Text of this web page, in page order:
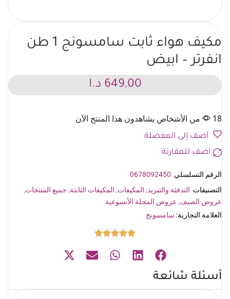
مكيف هواء ثابت سامسونج 1 طن
انفرتر – ابيض
649,00 د.ا
18 من الأشخاص يشاهدون هذا المنتج الآن
أضف إلى المفضلة
أضف للمقارنة
الرقم التسلسلي 0678092450
التصنيفات التدفئة والتبريد, المكيفات, المكيفات الثابتة, جميع المنتجات,
عروض الصيف, عروض المجلة الأسبوعية
العلامة التجارية: سامسونج
أسئلة شائعة